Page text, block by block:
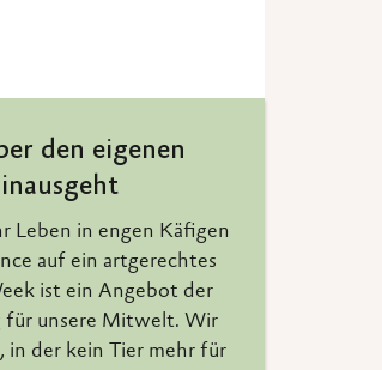
den eigenen
Leben in engen Käfigen
auf ein artgerechtes
ist ein Angebot der
unsere Mitwelt. Wir
in der kein Tier mehr für